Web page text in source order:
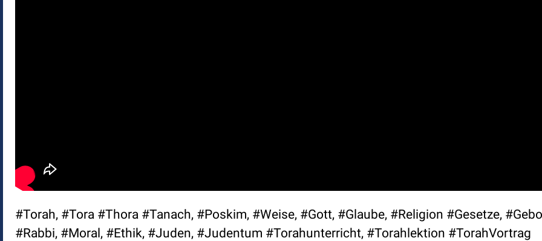
#Torah, #Tora #Thora #Tanach, #Poskim, #Weise, #Gott, #Glaube, #Religion #Gesetze,
#Rabbi, #Moral, #Ethik, #Juden, #Judentum #Torahunterricht, #Torahlektion #TorahVortrag